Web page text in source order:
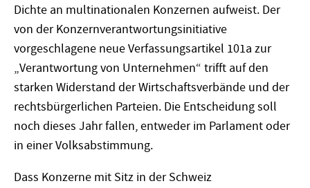
Dichte an multinationalen Konzernen aufweist. Der
von der Konzernverantwortungsinitiative
vorgeschlagene neue Verfassungsartikel 101a zur
„Verantwortung von Unternehmen“ trifft auf den
starken Widerstand der Wirtschaftsverbände und der
rechtsbürgerlichen Parteien. Die Entscheidung soll
noch dieses Jahr fallen, entweder im Parlament oder
in einer Volksabstimmung.
Dass Konzerne mit Sitz in der Schweiz